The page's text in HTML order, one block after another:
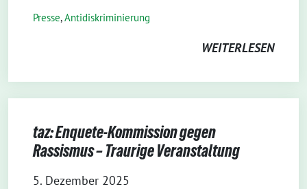
Presse,Antidiskriminierung
WEITERLESEN
taz: Enquete-Kommission gegen
Rassismus – Traurige Veranstaltung
5. Dezember 2025